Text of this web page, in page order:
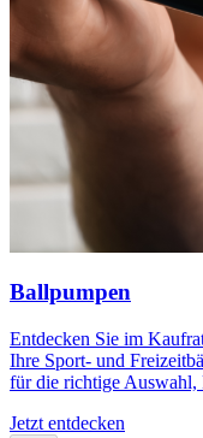
Ballpumpen
Entdecken Sie im
Ihre Sport- und
für die richtige Auswahl,
Jetzt entdecken